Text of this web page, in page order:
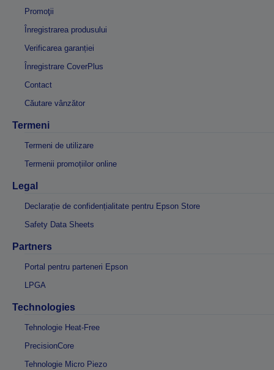
Promoţii
Înregistrarea produsului
Verificarea garanției
Înregistrare CoverPlus
Contact
Căutare vânzător
Termeni
Termeni de utilizare
Termenii promoțiilor online
Legal
Declarație de confidențialitate pentru Epson Store
Safety Data Sheets
Partners
Portal pentru parteneri Epson
LPGA
Technologies
Tehnologie Heat-Free
PrecisionCore
Tehnologie Micro Piezo